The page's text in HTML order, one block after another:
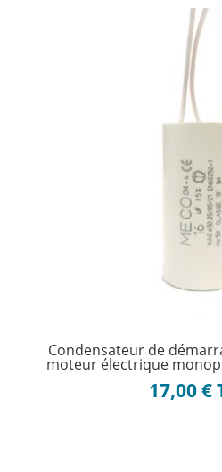
Condensateur de
moteur électrique
17,00€